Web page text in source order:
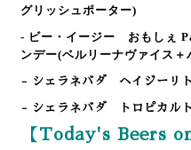
グリッシュポーター)
- ビー・イージー おもしぇ
ンデー(ベルリーナヴァイス
- シェラネバダ ヘイジーリ
- シェラネバダ トロピカル
【Today's Beers